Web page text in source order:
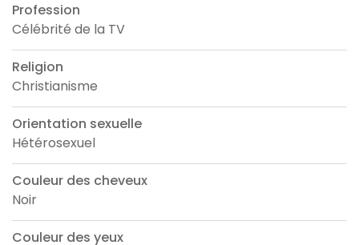
Profession
Célébrité de la TV
Religion
Christianisme
Orientation sexuelle
Hétérosexuel
Couleur des cheveux
Noir
Couleur des yeux